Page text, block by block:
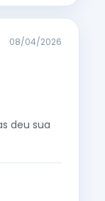
08/04/2026
deu sua